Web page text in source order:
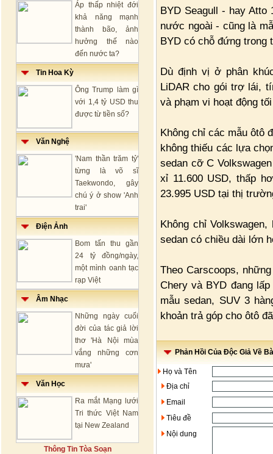
Áp thấp nhiệt đới
khả năng mạnh
thành bão, ảnh
hưởng thế nào
đến nước ta?
Tin Hoa Kỳ
Ông Trump làm gì
với 1,4 tỷ USD thu
được từ tiền số?
Văn Nghệ
'Nam thần trăm tỷ'
từng là võ sĩ
Taekwondo, gây
chú ý ở show 'Anh
trai'
Điện Ảnh
Bom tấn thu gần
24 tỷ đồng/ngày,
một mình oanh tạc
rạp Việt
Âm Nhạc
Những ngày cuối
đời của tác giả lời
thơ 'Hà Nội mùa
vắng những cơn
mưa'
Văn Học
Ra mắt Mạng lưới
Tri thức Việt Nam
tại New Zealand
Thông Tin Tòa Soạn
BYD Seagull - hay
nước ngoài - cũng là
BYD có chỗ đứng
Dù định vị ở phân
LiDAR cho gói trợ lái,
và phạm vi hoạt động
Không chỉ các mẫu ôtô
không thiếu các lựa
sedan cỡ C
xỉ 11.600 USD, thấp
23.995 USD tại thị
Không chỉ
sedan có chiều dài lớn
Theo Carscoops,
Chery và BYD đang
mẫu sedan, SUV 3
khoản trả góp cho ôtô
Phản Hồi Của Độc Giả Về
Họ và Tên
Địa chỉ
Email
Tiêu đề
Nội dung